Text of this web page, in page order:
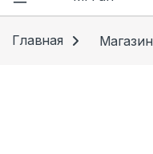
Главная Магазин